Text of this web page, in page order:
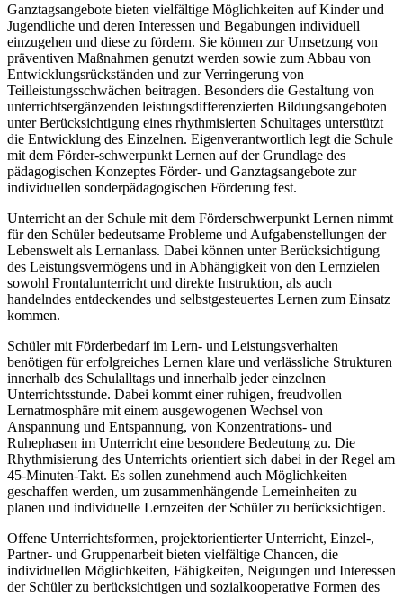
Ganztagsangebote bieten vielfältige Möglichkeiten auf Kinder und
Jugendliche und deren Interessen und Begabungen individuell
einzugehen und diese zu fördern. Sie können zur Umsetzung von
präventiven Maßnahmen genutzt werden sowie zum Abbau von
Entwicklungsrückständen und zur Verringerung von
Teilleistungsschwächen beitragen. Besonders die Gestaltung von
unterrichtsergänzenden leistungsdifferenzierten Bildungsangeboten
unter Berücksichtigung eines rhythmisierten Schultages unterstützt
die Entwicklung des Einzelnen. Eigenverantwortlich legt die Schule
mit dem Förder-schwerpunkt Lernen auf der Grundlage des
pädagogischen Konzeptes Förder- und Ganztagsangebote zur
individuellen sonderpädagogischen Förderung fest.
Unterricht an der Schule mit dem Förderschwerpunkt Lernen nimmt
für den Schüler bedeutsame Probleme und Aufgabenstellungen der
Lebenswelt als Lernanlass. Dabei können unter Berücksichtigung
des Leistungsvermögens und in Abhängigkeit von den Lernzielen
sowohl Frontalunterricht und direkte Instruktion, als auch
handelndes entdeckendes und selbstgesteuertes Lernen zum Einsatz
kommen.
Schüler mit Förderbedarf im Lern- und Leistungsverhalten
benötigen für erfolgreiches Lernen klare und verlässliche Strukturen
innerhalb des Schulalltags und innerhalb jeder einzelnen
Unterrichtsstunde. Dabei kommt einer ruhigen, freudvollen
Lernatmosphäre mit einem ausgewogenen Wechsel von
Anspannung und Entspannung, von Konzentrations- und
Ruhephasen im Unterricht eine besondere Bedeutung zu. Die
Rhythmisierung des Unterrichts orientiert sich dabei in der Regel am
45-Minuten-Takt. Es sollen zunehmend auch Möglichkeiten
geschaffen werden, um zusammenhängende Lerneinheiten zu
planen und individuelle Lernzeiten der Schüler zu berücksichtigen.
Offene Unterrichtsformen, projektorientierter Unterricht, Einzel-,
Partner- und Gruppenarbeit bieten vielfältige Chancen, die
individuellen Möglichkeiten, Fähigkeiten, Neigungen und Interessen
der Schüler zu berücksichtigen und sozialkooperative Formen des